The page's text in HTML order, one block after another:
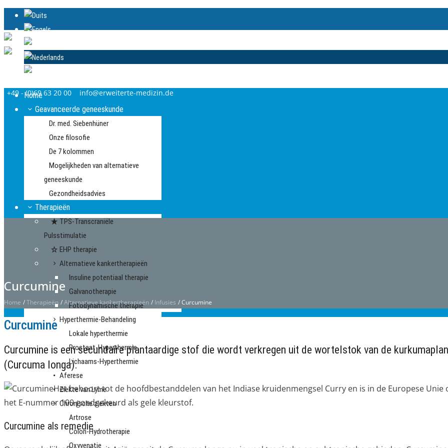
+49 - (0)69 63 20 00 info@erweiterte-medizin.de
Home
Geavanceerde geneeskunde
Dr. med. Siebenhüner
Onze filosofie
De 7 kolommen
Mogelijkheden van alternatieve
geneeskunde
Gezondheidsadvies
Therapieën
TPS-Transcraniële
Pulsstimulatie
EHP therapie
Alternatieve kankertherapieën
Insuline potentiaal therapie
Galvanotherapie
Fotodynamische therapie
Hyperthermie-Behandeling
Lokale hyperthermie
Prostaat-Hyperthermie
Lichaams-Hyperthermie
Aferese
Ziekte van Lyme
Chronische ziekten
Artrose
Colon-Hydrotherapie
Oxyvenatie
Curcumine
Home /Therapieën /Alternatieve kankertherapieën / Infusies /Curcumine
Curcumine
Curcumine is een secundaire plantaardige stof die wordt verkregen uit de wortelstok van de
(Curcuma longa).
Het behoort tot de hoofdbestanddelen van het Indiase kruidenmengsel Curry en is in de Europese Unie
het E-nummer 100 goedgekeurd als gele kleurstof.
Curcumine als remedie